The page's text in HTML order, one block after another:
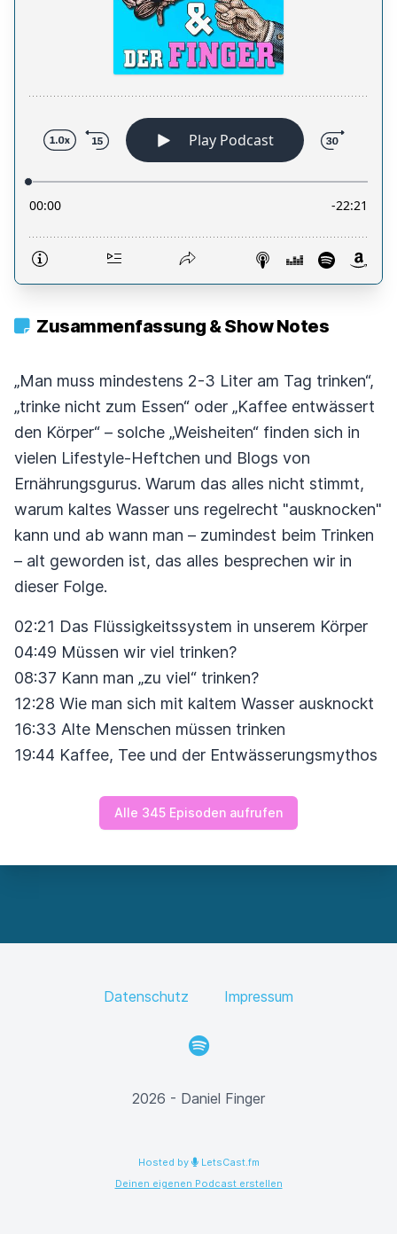
Zusammenfassung & Show Notes
„Man muss mindestens 2-3 Liter am Tag trinken“,
„trinke nicht zum Essen“ oder „Kaffee entwässert
den Körper“ – solche „Weisheiten“ finden sich in
vielen Lifestyle-Heftchen und Blogs von
Ernährungsgurus. Warum das alles nicht stimmt,
warum kaltes Wasser uns regelrecht "ausknocken"
kann und ab wann man – zumindest beim Trinken
– alt geworden ist, das alles besprechen wir in
dieser Folge.
02:21 Das Flüssigkeitssystem in unserem Körper
04:49 Müssen wir viel trinken?
08:37 Kann man „zu viel“ trinken?
12:28 Wie man sich mit kaltem Wasser ausknockt
16:33 Alte Menschen müssen trinken
19:44 Kaffee, Tee und der Entwässerungsmythos
Alle 345 Episoden aufrufen
Datenschutz Impressum
Spotify
2026 - Daniel Finger
Hosted by
LetsCast.fm
Deinen eigenen Podcast erstellen